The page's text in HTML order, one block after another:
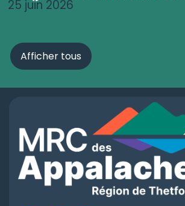
25 juin 2026
Afficher tous